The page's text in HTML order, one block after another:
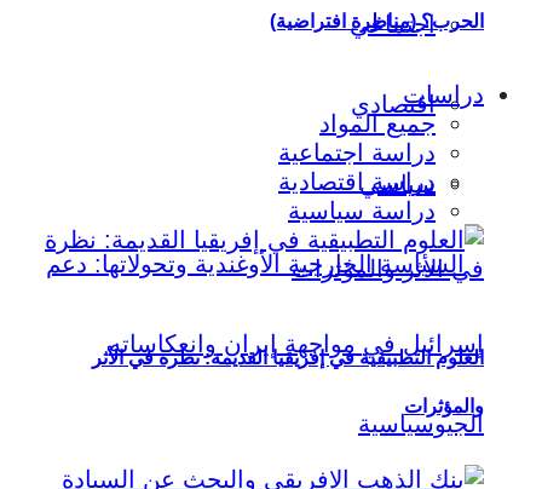
اجتماعي
اقتصادي
سياسي
الحرب؟ (مناظرة افتراضية)
دراسات
جميع المواد
دراسة اجتماعية
دراسة اقتصادية
دراسة سياسية
العلوم التطبيقية في إفريقيا القديمة: نظرة في الأثر
والمؤثرات